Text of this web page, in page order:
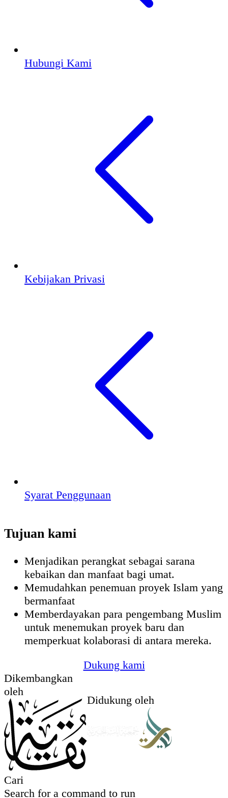
Hubungi Kami
Kebijakan Privasi
Syarat Penggunaan
Tujuan kami
Menjadikan perangkat sebagai sarana
kebaikan dan manfaat bagi umat.
Memudahkan penemuan proyek Islam yang
bermanfaat
Memberdayakan para pengembang Muslim
untuk menemukan proyek baru dan
memperkuat kolaborasi di antara mereka.
Dukung kami
Dikembangkan
oleh
Didukung oleh
Cari
Search for a command to run